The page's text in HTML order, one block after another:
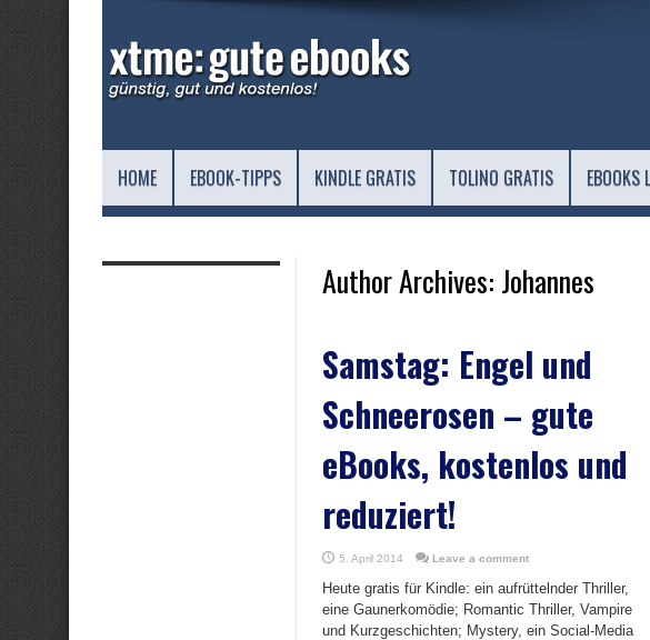
HOME EBOOK-TIPPS KINDLE GRATIS TOLINO GRATIS EBOOKS
Author Archives: Johannes
Samstag: Engel und
Schneerosen – gute
eBooks, kostenlos und
reduziert!
5. April 2014 Leave a comment
Heute gratis für Kindle: ein aufrüttelnder Thriller,
eine Gaunerkomödie; Romantic Thriller, Vampire
und Kurzgeschichten; Mystery, ein Social-Media